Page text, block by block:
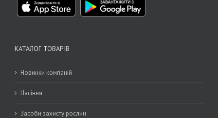
КАТАЛОГ ТОВАРІВ
Новинки компаній
Насіння
Засоби захисту рослин